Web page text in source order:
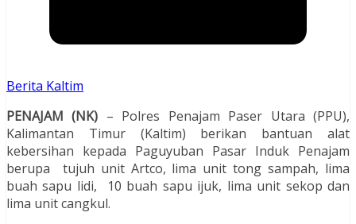
Berita Kaltim
PENAJAM (NK) – Polres Penajam Paser Utara (PPU),
Kalimantan Timur (Kaltim) berikan bantuan alat
kebersihan kepada Paguyuban Pasar Induk Penajam
berupa tujuh unit Artco, lima unit tong sampah, lima
buah sapu lidi, 10 buah sapu ijuk, lima unit sekop dan
lima unit cangkul.